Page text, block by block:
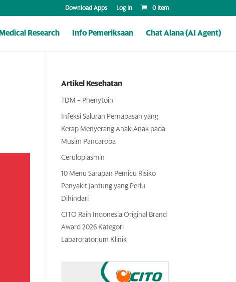
Download Apps Log In 0 Item
Medical Research Info Pemeriksaan Chat Alana (AI Agent)
Artikel Kesehatan
TDM – Phenytoin
Infeksi Saluran Pernapasan yang
Kerap Menyerang Anak-Anak pada
Musim Pancaroba
Ceruloplasmin
10 Menu Sarapan Pemicu Risiko
Penyakit Jantung yang Perlu
Dihindari
CITO Raih Indonesia Original Brand
Award 2026 Kategori
Labaroratorium Klinik